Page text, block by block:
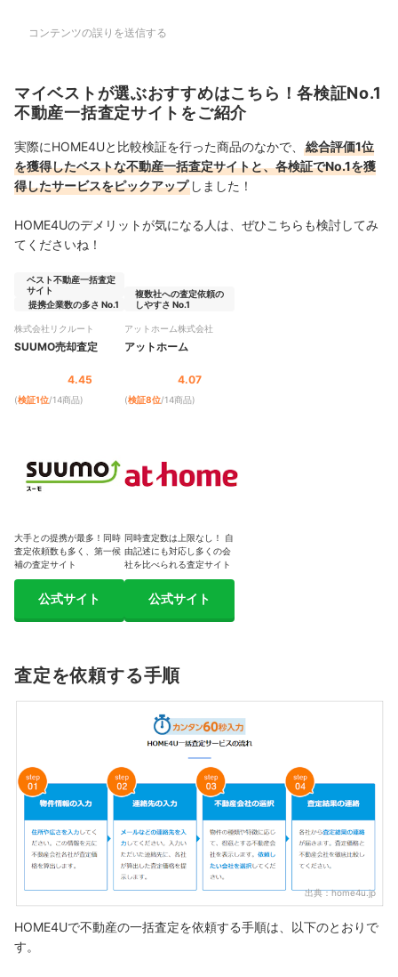
コンテンツの誤りを送信する
マイベストが選ぶおすすめはこちら！各検証No.1
不動産一括査定サイトをご紹介
実際にHOME4Uと比較検証を行った商品のなかで、
総合評価1位
を獲得したベストな不動産一括査定サイトと、各検証でNo.1を獲
得したサービスをピックアップ しました！
HOME4Uのデメリットが気になる人は、ぜひこちらも検討してみ
てくださいね！
ベスト不動産一括査定
サイト
提携企業数の多さ No.1
株式会社リクルート
SUUMO売却査定
4.45
(検証1位/14商品)
大手との提携が最多！同時
査定依頼数も多く、第一候
補の査定サイト
公式サイト
複数社への査定依頼の
しやすさ No.1
アットホーム株式会社
アットホーム
4.07
(検証8位/14商品)
同時査定数は上限なし！ 自
由記述にも対応し多くの会
社を比べられる査定サイト
公式サイト
査定を依頼する手順
出典：home4u.jp
HOME4Uで不動産の一括査定を依頼する手順は、以下のとおりで
す。